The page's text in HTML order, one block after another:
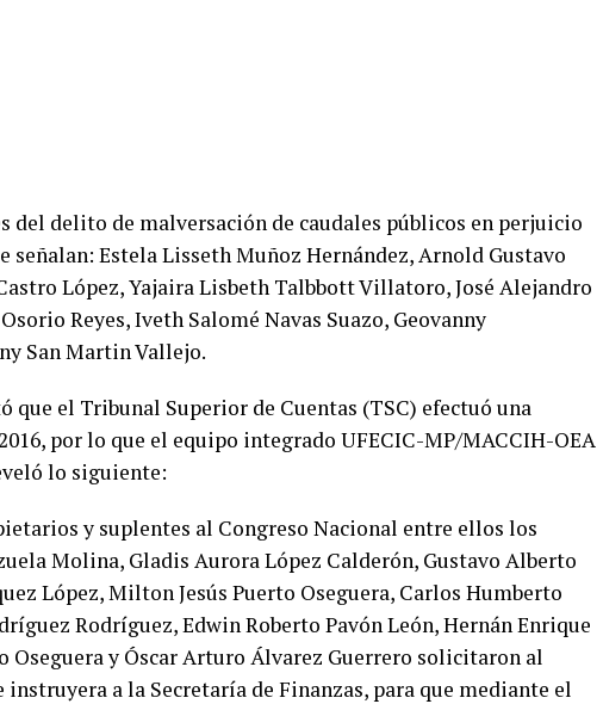
delito de malversación de caudales públicos en perjuicio
señalan: Estela Lisseth Muñoz Hernández, Arnold Gustavo
López, Yajaira Lisbeth Talbbott Villatoro, José Alejandro
Reyes, Iveth Salomé Navas Suazo, Geovanny
San Martin Vallejo.
que el Tribunal Superior de Cuentas (TSC) efectuó una
por lo que el equipo integrado UFECIC-MP/MACCIH-OEA
lo siguiente:
y suplentes al Congreso Nacional entre ellos los
Molina, Gladis Aurora López Calderón, Gustavo Alberto
López, Milton Jesús Puerto Oseguera, Carlos Humberto
Rodríguez, Edwin Roberto Pavón León, Hernán Enrique
Oseguera y Óscar Arturo Álvarez Guerrero solicitaron al
instruyera a la Secretaría de Finanzas, para que mediante el